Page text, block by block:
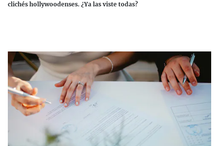
clichés hollywoodenses. ¿Ya las viste todas?